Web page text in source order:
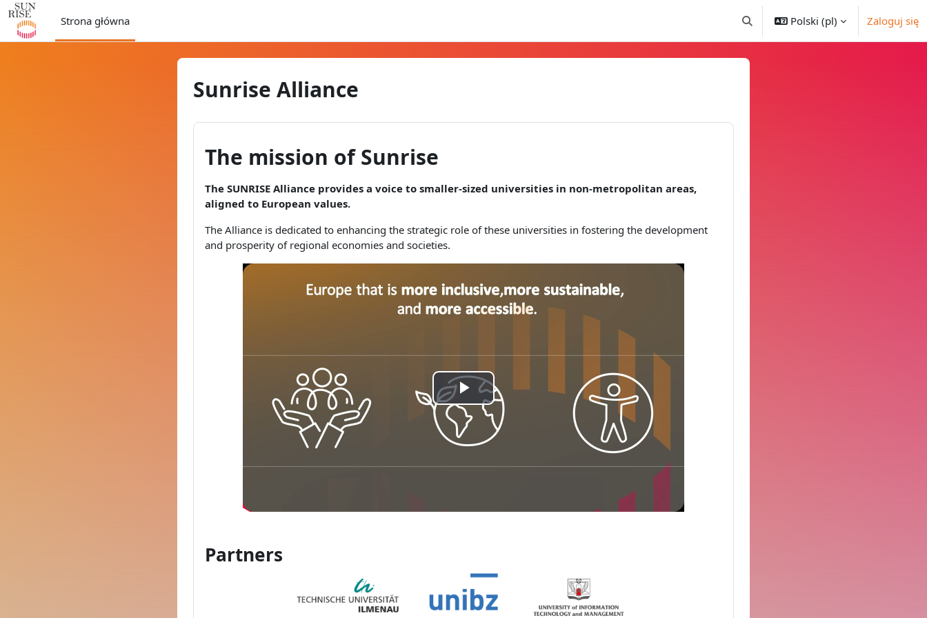
Przejdź do głównej zawartości
Strona główna
Przełącznik wyszukiwarki
Polski ‎(pl)‎ Zaloguj się
Sunrise Alliance
The mission of Sunrise
The SUNRISE Alliance provides a voice to smaller-sized universities in non-metropolitan areas,
aligned to European values.
The Alliance is dedicated to enhancing the strategic role of these universities in fostering the development
and prosperity of regional economies and societies.
Odtwórz
wideo
Partners